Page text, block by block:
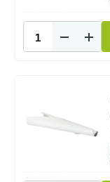
Wit
37x50cm
pak
aantal